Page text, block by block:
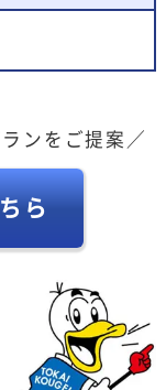
ンをご提案／
ら